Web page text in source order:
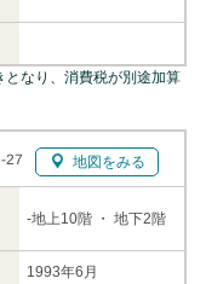
27 地図をみる
-地上10階 ・ 地下2階
1993年6月
なり、消費税が別途加算